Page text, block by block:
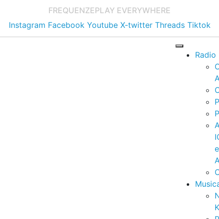
FREQUENZEPLAY EVERYWHERE
Instagram Facebook Youtube X-twitter Threads Tiktok
Radio
e